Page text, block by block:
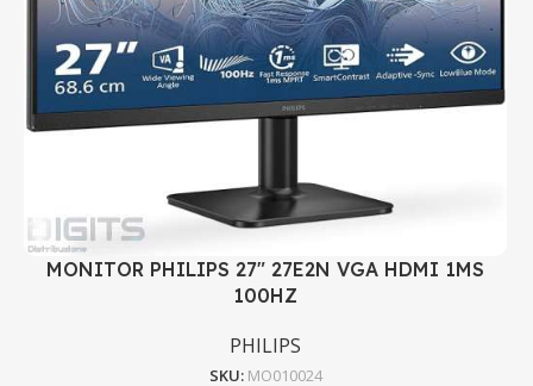
MONITOR PHILIPS 27" 27E2N VGA HDMI 1MS
100HZ
PHILIPS
SKU: MO010024